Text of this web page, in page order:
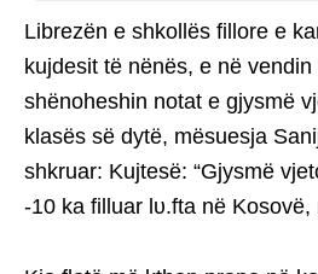
Librezën e shkollës fillore e
kujdesit të nënës, e në
shënoheshin notat e gjysmë
klasës së dytë, mësuesja
shkruar: Kujtesë: “Gjysmë
-10 ka filluar lυ.fta në Kosovë,